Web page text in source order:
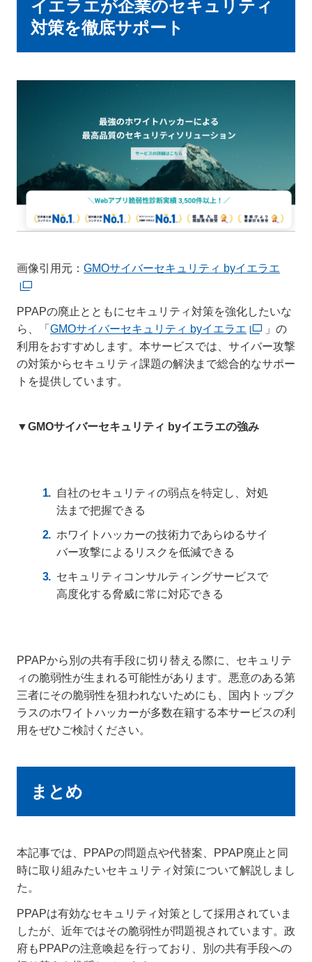
イエラエが企業のセキュリティ
対策を徹底サポート
画像引用元： GMOサイバーセキュリティ byイエラエ
PPAPの廃止とともにセキュリティ対策を強化したいな
ら、「 GMOサイバーセキュリティ byイエラエ
」の
利用をおすすめします。本サービスでは、サイバー攻撃
の対策からセキュリティ課題の解決まで総合的なサポー
トを提供しています。
▼GMOサイバーセキュリティ byイエラエの強み
自社のセキュリティの弱点を特定し、対処
法まで把握できる
ホワイトハッカーの技術力であらゆるサイ
バー攻撃によるリスクを低減できる
セキュリティコンサルティングサービスで
高度化する脅威に常に対応できる
PPAPから別の共有手段に切り替える際に、セキュリテ
ィの脆弱性が生まれる可能性があります。悪意のある第
三者にその脆弱性を狙われないためにも、国内トップク
ラスのホワイトハッカーが多数在籍する本サービスの利
用をぜひご検討ください。
まとめ
本記事では、PPAPの問題点や代替案、PPAP廃止と同
時に取り組みたいセキュリティ対策について解説しまし
た。
PPAPは有効なセキュリティ対策として採用されていま
したが、近年ではその脆弱性が問題視されています。政
府もPPAPの注意喚起を行っており、別の共有手段への